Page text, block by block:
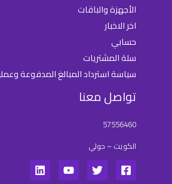
الأجهزة والباقات
اخر الاخبار
حسابي
سلة المشتريات
سياسة استرداد المبالغ المدفوعة
تواصل معنا
57556460
الكويت – حولي